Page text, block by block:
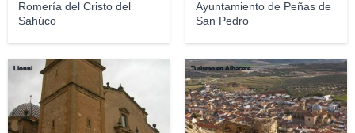
Romería del Cristo del
Sahúco
Ayuntamiento de Peñas de
San Pedro
Lionni Turismo en Albacete